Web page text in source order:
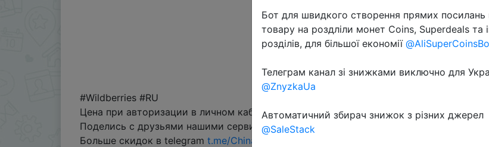
#Wildberries #RU
Цена при авторизации в личном кабинете.
Поделись с друзьями нашими сервисами - @SKIDKOVOZ
Больше скидок в telegram t.me/ChinaGoodBuy
Бот для швидкого створення прямих посилань
товару на роздліли монет Coins, Superdeals та
розділів, для більшої економії
Телеграм канал зі знижками виключно для
@ZnyzkaUa
Автоматичний збирач знижок з різних джерел
@SaleStack